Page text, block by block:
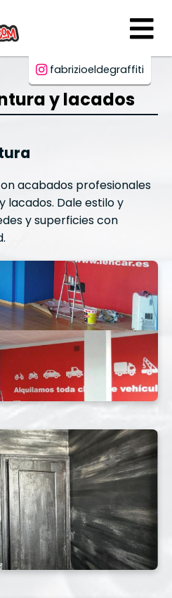
fabrizioeldegraffiti
y lacados
acabados profesionales
lacados. Dale estilo y
y superficies con